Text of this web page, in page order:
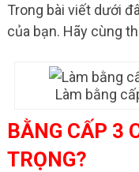
Trong bài viết dưới
của bạn. Hãy cùng
Làm bằng
BẰNG CẤP 3
TRỌNG?